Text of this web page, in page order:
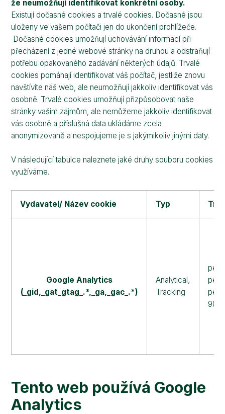
že neumožňují identifikovat konkrétní osoby.
Existují dočasné cookies a trvalé cookies. Dočasné jsou
uloženy ve vašem počítači jen do ukončení prohlížeče.
Dočasné cookies umožňují uchovávání informací při
přecházení z jedné webové stránky na druhou a odstraňují
potřebu opakovaného zadávání některých údajů. Trvalé
cookies pomáhají identifikovat váš počítač, jestliže znovu
navštívíte náš web, ale neumožňují jakkoliv identifikovat vás
osobně. Trvalé cookies umožňují přizpůsobovat naše
stránky vašim zájmům, ale nemůžeme jakkoliv identifikovat
vás osobně a příslušná data ukládáme zcela
anonymizovaně a nespojujeme je s jakýmikoliv jinými daty.
V následující tabulce naleznete jaké druhy souboru cookies
využíváme.
Vydavatel/ Název cookie Typ
Google Analytics
(_gid,_gat_gtag_.*,_ga,_gac_.*)
Analytical,
Tracking
90
Tento web používá Google
Analytics